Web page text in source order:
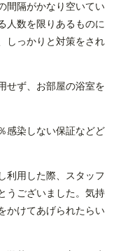
間隔がかなり空いてい
人数を限りあるものに
しっかりと対策をされ
せず、お部屋の浴室を
感染しない保証などど
利用した際、スタッフ
うございました。気持
かけてあげられたらい